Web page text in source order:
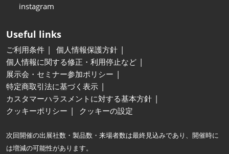
instagram
Useful links
ご利用条件
個人情報保護方針
個人情報に関する修正・利用停止など
展示会・セミナー参加ポリシー
特定商取引法に基づく表示
カスタマーハラスメントに対する基本方針
クッキーポリシー
クッキーの設定
次回開催の出展社数・製品数・来場者数は最終見込みであり、開催時に
は増減の可能性があります。